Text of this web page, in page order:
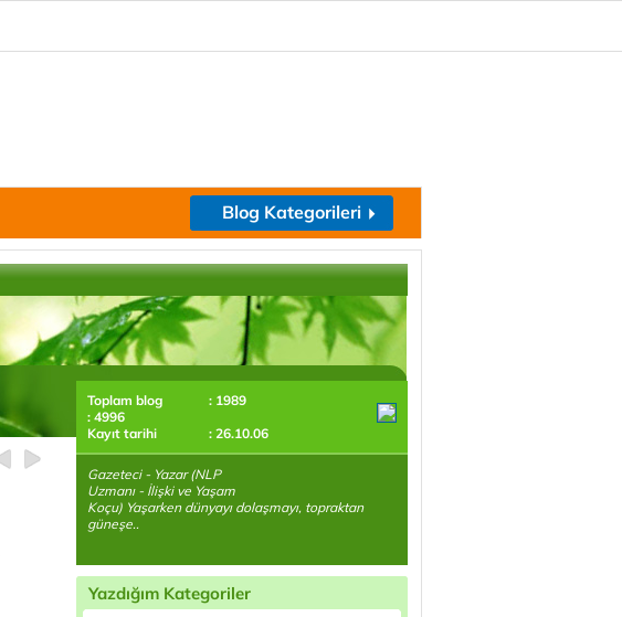
Blog Kategorileri
Toplam blog
: 1989
: 4996
Kayıt tarihi
: 26.10.06
Gazeteci - Yazar (NLP
Uzmanı - İlişki ve Yaşam
Koçu) Yaşarken dünyayı dolaşmayı, topraktan
güneşe..
Yazdığım Kategoriler